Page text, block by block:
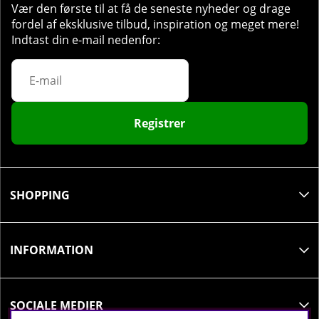
Vær den første til at få de seneste nyheder og drage
fordel af eksklusive tilbud, inspiration og meget mere!
Indtast din e-mail nedenfor:
Registrer
SHOPPING
INFORMATION
SOCIALE MEDIER